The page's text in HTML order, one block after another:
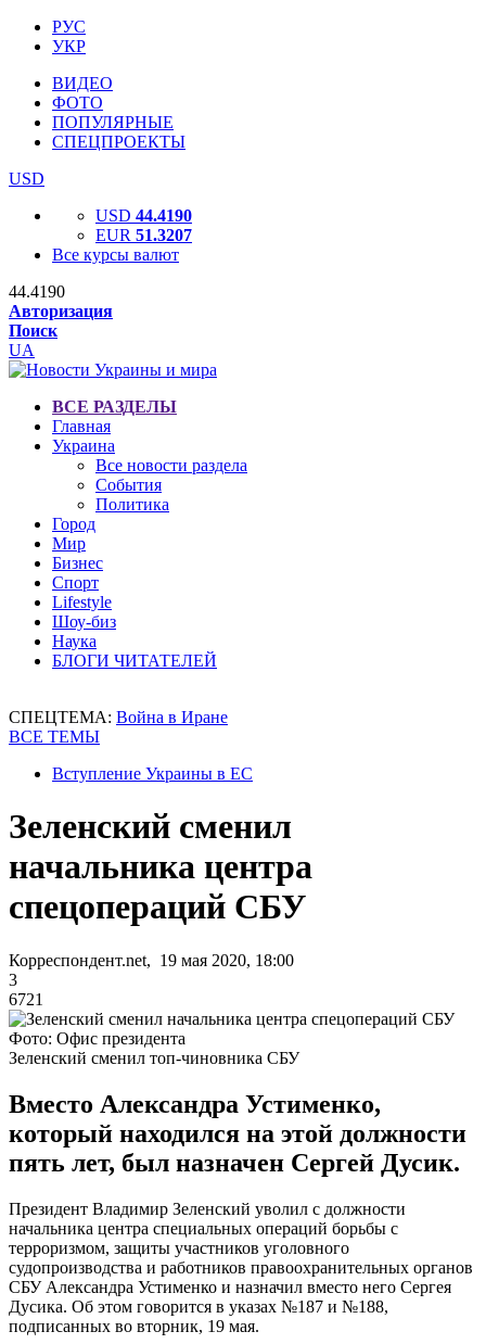
РУС
УКР
ВИДЕО
ФОТО
ПОПУЛЯРНЫЕ
СПЕЦПРОЕКТЫ
USD
USD 44.4190
EUR 51.3207
Все курсы валют
44.4190
Авторизация
Поиск
UA
ВСЕ РАЗДЕЛЫ
Главная
Украина
Все новости раздела
События
Политика
Город
Мир
Бизнес
Спорт
Lifestyle
Шоу-биз
Наука
БЛОГИ ЧИТАТЕЛЕЙ
СПЕЦТЕМА: Война в Иране
ВСЕ ТЕМЫ
Вступление Украины в ЕС
Зеленский сменил
начальника центра
спецопераций СБУ
Корреспондент.net, 19 мая 2020, 18:00
3
6721
Фото: Офис президента
Зеленский сменил топ-чиновника СБУ
Вместо Александра Устименко,
который находился на этой должности
пять лет, был назначен Сергей Дусик.
Президент Владимир Зеленский уволил с должности
начальника центра специальных операций борьбы с
терроризмом, защиты участников уголовного
судопроизводства и работников правоохранительных органов
СБУ Александра Устименко и назначил вместо него Сергея
Дусика. Об этом говорится в указах №187 и №188,
подписанных во вторник, 19 мая.